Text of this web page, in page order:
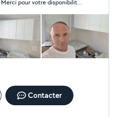
Contacter